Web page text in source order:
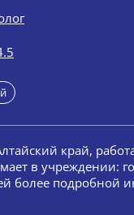
край,
в учреждении:
более подробной